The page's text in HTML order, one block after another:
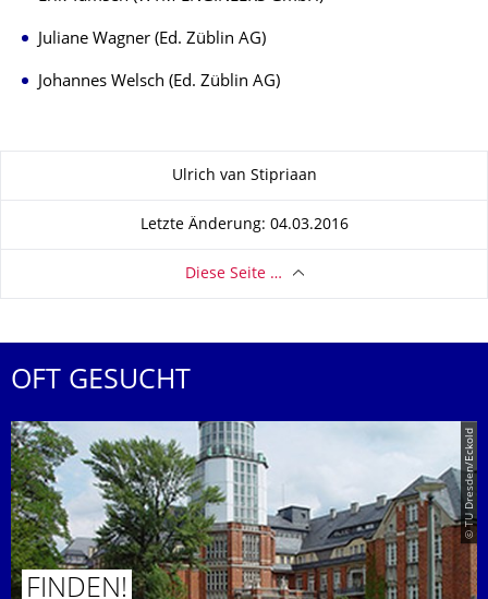
Juliane Wagner (Ed. Züblin AG)
Johannes Welsch (Ed. Züblin AG)
Ulrich van Stipriaan
Letzte Änderung: 04.03.2016
Diese Seite …
OFT GESUCHT
© TU Dresden/Eckold
FINDEN!